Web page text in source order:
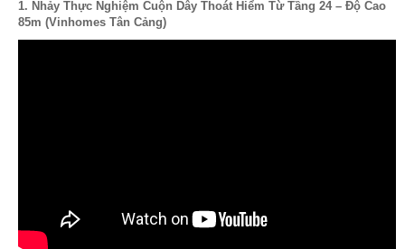
1. Nhảy Thực Nghiệm Cuộn Dây Thoát Hiểm Từ Tầng 24 – Độ Cao
85m (Vinhomes Tân Cảng)